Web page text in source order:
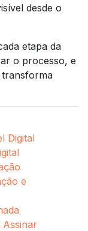
desde o
etapa da
o processo, e
transforma
Digital
e
Assinar